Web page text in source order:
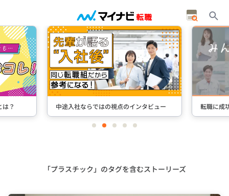
ュー 転職に成功した先輩たちのインタビュー ＋
itemitemitemitemitem
「プラスチック」のタグを含むストーリーズ